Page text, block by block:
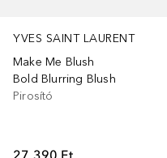
YVES SAINT LAURENT
Make Me Blush
Bold Blurring Blush
Pirosító
27 390 Ft